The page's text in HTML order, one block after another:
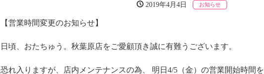
2019年4月4日 お知らせ
【営業時間変更のお知らせ】
日頃、おたちゅう。秋葉原店をご愛顧頂き誠に有難うございます。
恐れ入りますが、店内メンテナンスの為、 明日4/5（金）の営業開始時間を